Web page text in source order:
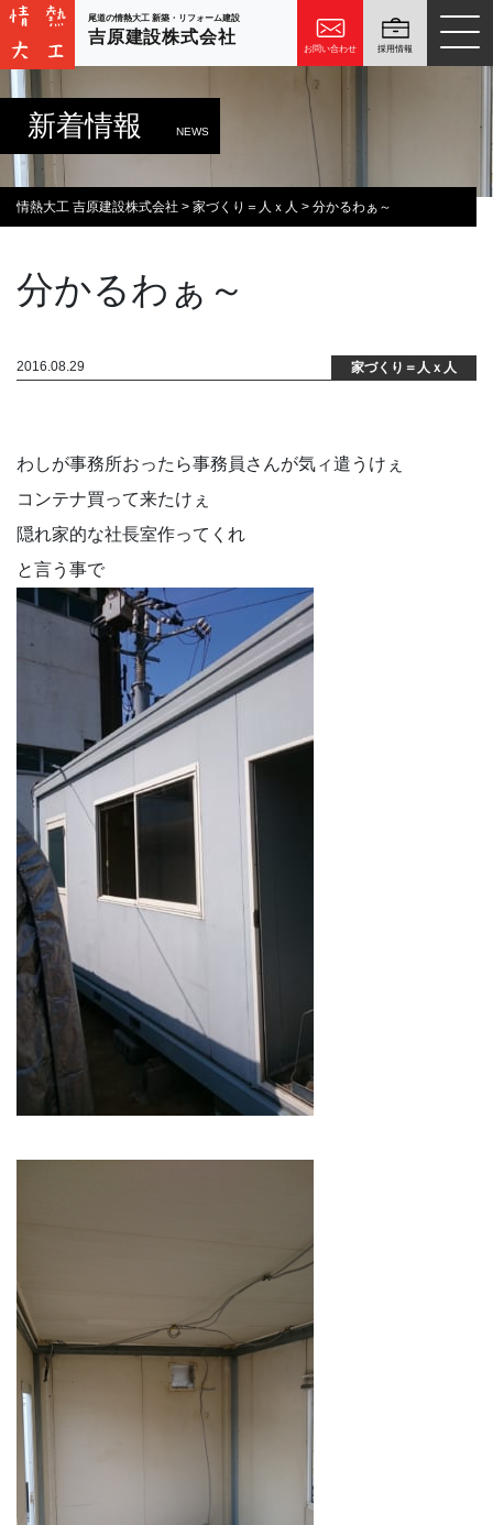
尾道の情熱大工 新築・リフォーム建設
吉原建設株式会社
お問い合わせ 採用情報
新着情報 NEWS
情熱大工 吉原建設株式会社 > 家づくり＝人ｘ人 > 分かるわぁ～
分かるわぁ～
2016.08.29 家づくり＝人ｘ人
わしが事務所おったら事務員さんが気ィ遣うけぇ
コンテナ買って来たけぇ
隠れ家的な社長室作ってくれ
と言う事で